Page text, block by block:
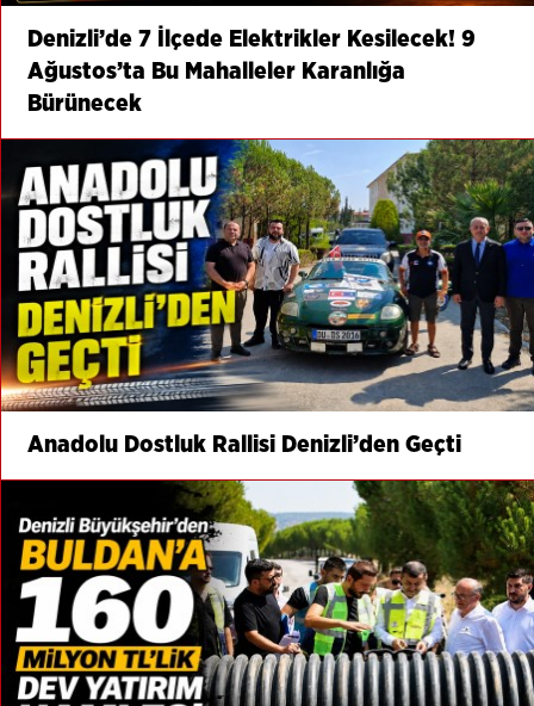
Denizli’de 7 İlçede Elektrikler Kesilecek! 9
Ağustos’ta Bu Mahalleler Karanlığa
Bürünecek
Anadolu Dostluk Rallisi Denizli’den Geçti